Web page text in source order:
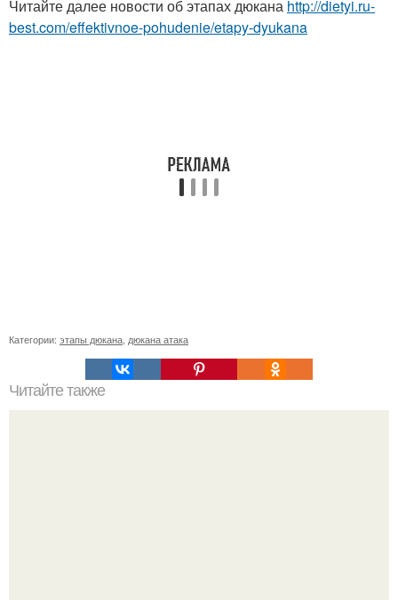
Читайте далее новости об этапах дюкана http://dietyi.ru-
best.com/effektivnoe-pohudenie/etapy-dyukana
Категории: этапы дюкана дюкана атака
Читайте также